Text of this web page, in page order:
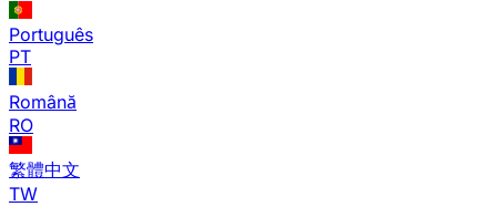
Português
PT
Română
RO
繁體中文
TW